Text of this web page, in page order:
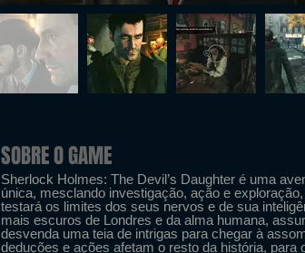
SOBRE O GAME
Sherlock Holmes: The Devil’s Daughter é uma
única, mesclando investigação, ação e
testará os limites dos seus nervos e de sua
mais escuros de Londres e da alma humana,
desvenda uma teia de intrigas para chegar à
deduções e ações afetam o resto da história,